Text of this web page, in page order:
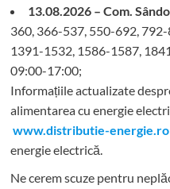
13.08.2026 – Com.
360, 366-537, 550-692,
1391-1532, 1586-1587,
09:00-17:00;
Informațiile actualizate
alimentarea cu energie
www.distributie-energie.ro
energie electrică.
Ne cerem scuze pentru